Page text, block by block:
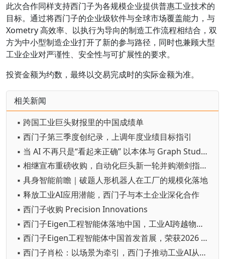
此次合作同样支持西门子为各规模企业提供普惠工业技术的
目标。通过将西门子的企业级软件与全球市场覆盖能力，与
Xometry 高效率、以执行为导向的制造工作流程相结合，双
方为中小型制造企业打开了新的参与路径，同时也兼顾大型
工业企业对严谨性、安全性与可扩展性的要求。
投资金额为约数，最终以交易完成时的实际金额为准。
相关新闻
▪ 跨国工业巨头财报里的中国成绩单
▪ 西门子第三季度创纪录，上调年度业绩目标指引
▪ 当 AI 不再只是“看起来正确” 以本体与 Graph Studio 筑牢可信底座，推动制造业 AI 从试验走向规模化
▪ 相继宣布重磅收购，自动化巨头新一轮并购潮剑指何方？
▪ 具身智能前瞻｜破题人形机器人在工厂的规模化落地
▪ 释放工业AI应用潜能，西门子与本土企业深化合作
▪ 西门子收购 Precision Innovations
▪ 西门子Eigen工程智能体落地中国，工业AI跨越物理世界“确定性”拐点
▪ 西门子Eigen工程智能体中国首发首展，荣获2026 WAIC SAIL之星奖
▪ 西门子肖松：以场景为牵引，西门子推动工业AI从单点实效迈向生产力跃迁